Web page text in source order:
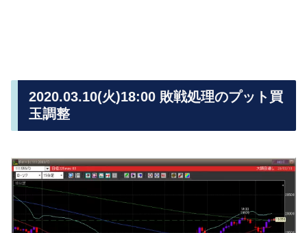
2020.03.10(火)18:00 敗戦処理のプット買
玉調整